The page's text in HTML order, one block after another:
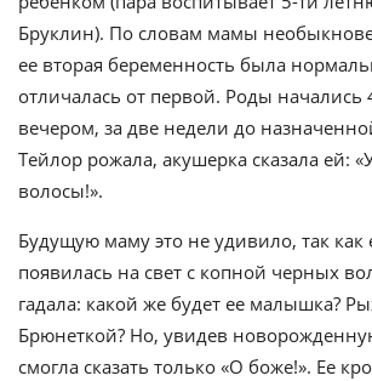
Бруклин). По словам мамы
ее вторая беременность была
отличалась от первой. Роды начались
вечером, за две недели до
Тейлор рожала, акушерка сказала ей:
волосы!».
Будущую маму это не удивило, так как
появилась на свет с копной черных
гадала: какой же будет ее малышка?
Брюнеткой? Но, увидев
смогла сказать только «О боже!». Ее